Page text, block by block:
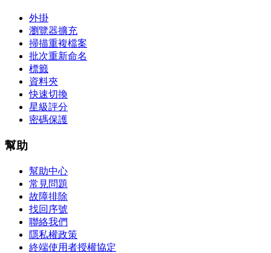
外掛
瀏覽器擴充
掃描重複檔案
批次重新命名
標籤
資料夾
快速切換
星級評分
密碼保護
幫助
幫助中心
常見問題
故障排除
找回序號
聯絡我們
隱私權政策
終端使用者授權協定